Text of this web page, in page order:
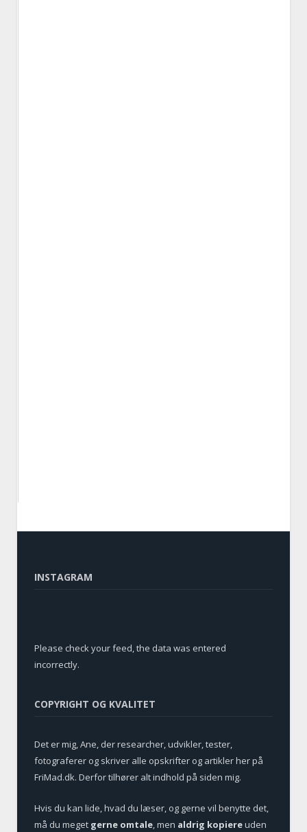
INSTAGRAM
Please check your feed, the data was entered
incorrectly.
COPYRIGHT OG KVALITET
Det er mig, Ane, der researcher, udvikler, tester,
fotograferer og skriver alle opskrifter og artikler her på
FriMad.dk. Derfor tilhører alt indhold på siden mig.
Hvis du kan lide, hvad du læser, og gerne vil benytte det,
må du meget gerne omtale, men aldrig kopiereuden